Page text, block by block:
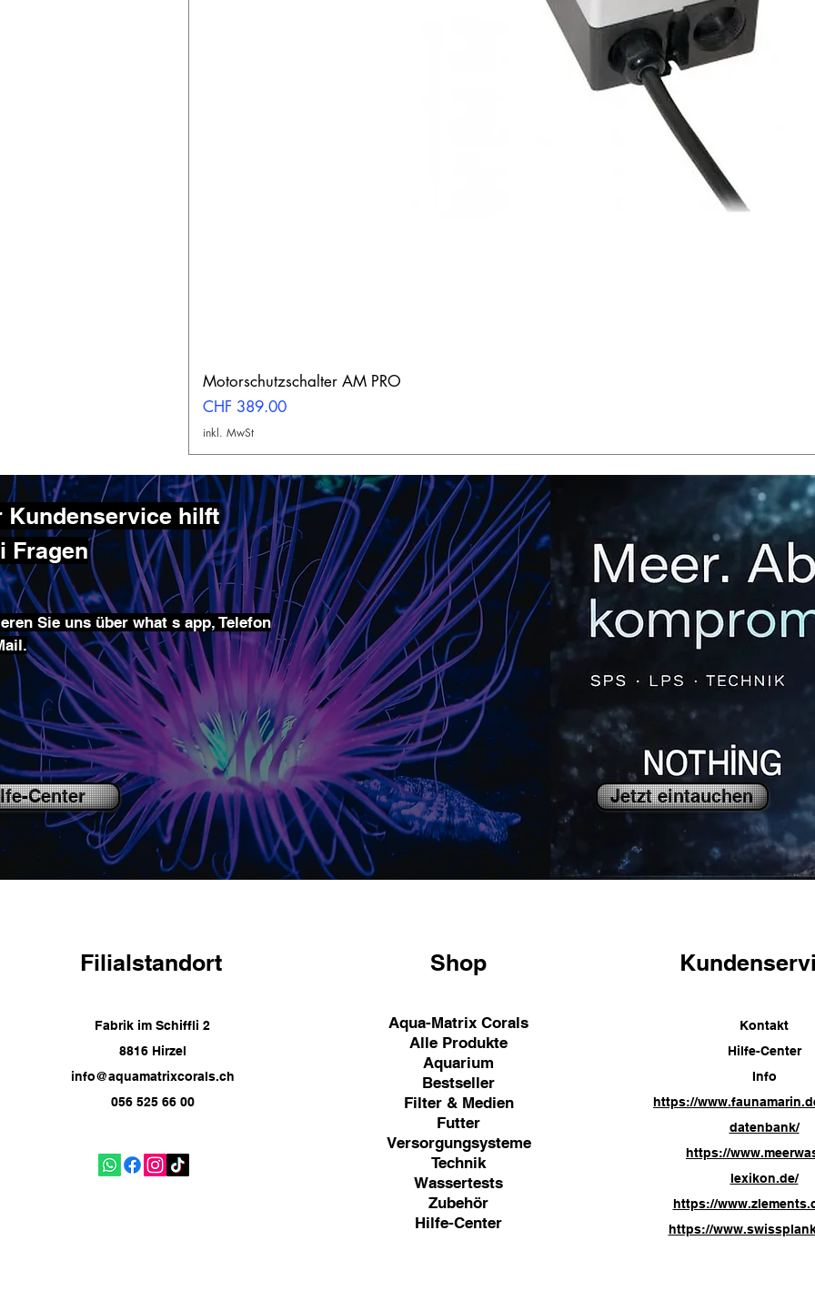
Motorschutzschalter AM PRO
Preis
CHF 389.00
inkl. MwSt
Kundenservice hilft
Fragen
Sie uns über what s app, Telefon
Center Jetzt eintauchen
Filialstandort
Fabrik im Schiffli 2
8816 Hirzel
info@aquamatrixcorals.ch
056 525 66 00
Shop
Aqua-Matrix Corals
Alle Produkte
Aquarium
Bestseller
Filter & Medien
Futter
Versorgungsysteme
Technik
Wassertests
Zubehör
Hilfe-Center
Kontakt
Hilfe-Center
Info
https://
datenbank/
https://
lexikon.de/
https://
https://